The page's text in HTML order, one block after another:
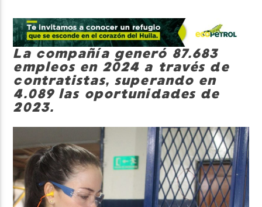
La compañía generó 87.683
empleos en 2024 a través de
contratistas, superando en
4.089 las oportunidades de
2023.